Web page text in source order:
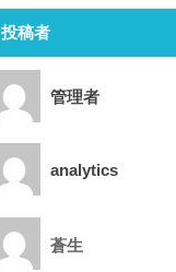
投稿者
管理者
analytics
蒼生